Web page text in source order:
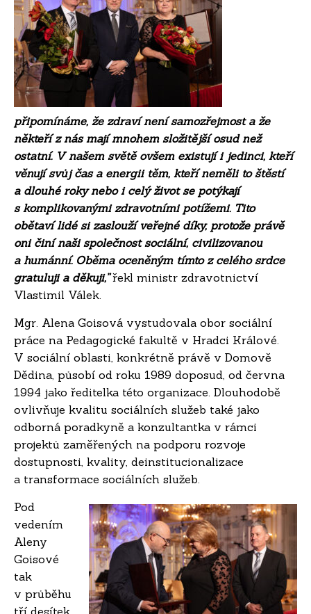
připomínáme, že zdraví není samozřejmost a že
někteří z nás mají mnohem složitější osud než
ostatní. V našem světě ovšem existují i jedinci, kteří
věnují svůj čas a energii těm, kteří neměli to štěstí
a dlouhé roky nebo i celý život se potýkají
s komplikovanými zdravotními potížemi. Tito
obětaví lidé si zaslouží veřejné díky, protože právě
oni činí naši společnost sociální, civilizovanou
a humánní. Oběma oceněným tímto z celého srdce
gratuluji a děkuji,”řekl ministr zdravotnictví
Vlastimil Válek.
Mgr. Alena Goisová vystudovala obor sociální
práce na Pedagogické fakultě v Hradci Králové.
V sociální oblasti, konkrétně právě v Domově
Dědina, působí od roku 1989 doposud, od června
1994 jako ředitelka této organizace. Dlouhodobě
ovlivňuje kvalitu sociálních služeb také jako
odborná poradkyně a konzultantka v rámci
projektů zaměřených na podporu rozvoje
dostupnosti, kvality, deinstitucionalizace
a transformace sociálních služeb.
Pod
vedením
Aleny
Goisové
tak
v průběhu
tří desítek